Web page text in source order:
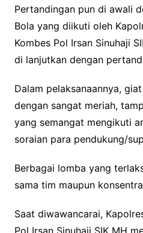
Pertandingan pun di awali
Bola yang diikuti oleh
Kombes Pol Irsan Sinuhaji
di lanjutkan dengan
Dalam pelaksanaannya,
dengan sangat meriah,
yang semangat mengikuti
soraian para pendukung/
Berbagai lomba yang
sama tim maupun
Saat diwawancarai,